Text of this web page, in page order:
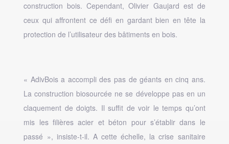
construction bois. Cependant, Olivier Gaujard est de
ceux qui affrontent ce défi en gardant bien en tête la
protection de l’utilisateur des bâtiments en bois.
« AdivBois a accompli des pas de géants en cinq ans.
La construction biosourcée ne se développe pas en un
claquement de doigts. Il suffit de voir le temps qu’ont
mis les filières acier et béton pour s’établir dans le
passé », insiste-t-il. A cette échelle, la crise sanitaire